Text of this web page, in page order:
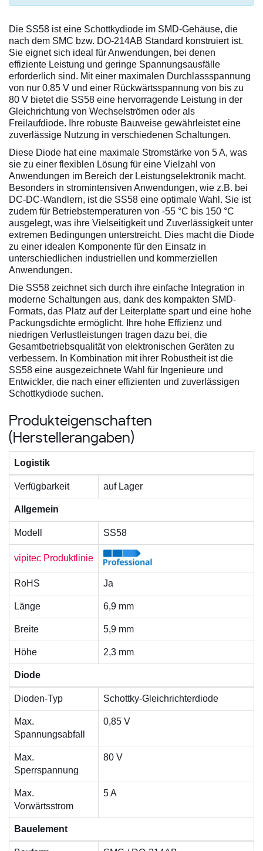
Die SS58 ist eine Schottkydiode im SMD-Gehäuse, die
nach dem SMC bzw. DO-214AB Standard konstruiert ist.
Sie eignet sich ideal für Anwendungen, bei denen
effiziente Leistung und geringe Spannungsausfälle
erforderlich sind. Mit einer maximalen Durchlassspannung
von nur 0,85 V und einer Rückwärtsspannung von bis zu
80 V bietet die SS58 eine hervorragende Leistung in der
Gleichrichtung von Wechselströmen oder als
Freilaufdiode. Ihre robuste Bauweise gewährleistet eine
zuverlässige Nutzung in verschiedenen Schaltungen.
Diese Diode hat eine maximale Stromstärke von 5 A, was
sie zu einer flexiblen Lösung für eine Vielzahl von
Anwendungen im Bereich der Leistungselektronik macht.
Besonders in stromintensiven Anwendungen, wie z.B. bei
DC-DC-Wandlern, ist die SS58 eine optimale Wahl. Sie ist
zudem für Betriebstemperaturen von -55 °C bis 150 °C
ausgelegt, was ihre Vielseitigkeit und Zuverlässigkeit unter
extremen Bedingungen unterstreicht. Dies macht die Diode
zu einer idealen Komponente für den Einsatz in
unterschiedlichen industriellen und kommerziellen
Anwendungen.
Die SS58 zeichnet sich durch ihre einfache Integration in
moderne Schaltungen aus, dank des kompakten SMD-
Formats, das Platz auf der Leiterplatte spart und eine hohe
Packungsdichte ermöglicht. Ihre hohe Effizienz und
niedrigen Verlustleistungen tragen dazu bei, die
Gesamtbetriebsqualität von elektronischen Geräten zu
verbessern. In Kombination mit ihrer Robustheit ist die
SS58 eine ausgezeichnete Wahl für Ingenieure und
Entwickler, die nach einer effizienten und zuverlässigen
Schottkydiode suchen.
Produkteigenschaften
(Herstellerangaben)
Logistik
Verfügbarkeit auf Lager
Allgemein
Modell SS58
vipitec Produktlinie
RoHS Ja
Länge 6,9 mm
Breite 5,9 mm
Höhe 2,3 mm
Diode
Dioden-Typ Schottky-Gleichrichterdiode
Max.
Spannungsabfall
0,85 V
Max.
Sperrspannung
80 V
Max.
Vorwärtsstrom
5 A
Bauelement